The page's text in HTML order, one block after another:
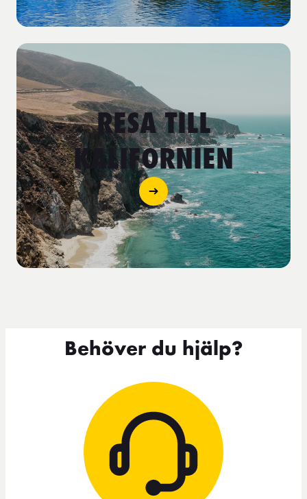
RESA TILL
KALIFORNIEN
Behöver du hjälp?